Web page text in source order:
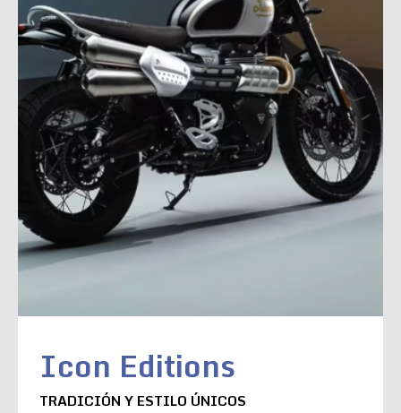
Icon Editions
TRADICIÓN Y ESTILO ÚNICOS